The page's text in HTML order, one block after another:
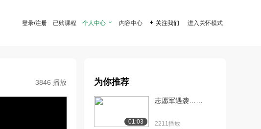
登录/注册 已购课程 个人中心  内容中心  关注我们 进入关怀模式
3846 播放 为你推荐
01:03
志愿军遇袭……
2211播放